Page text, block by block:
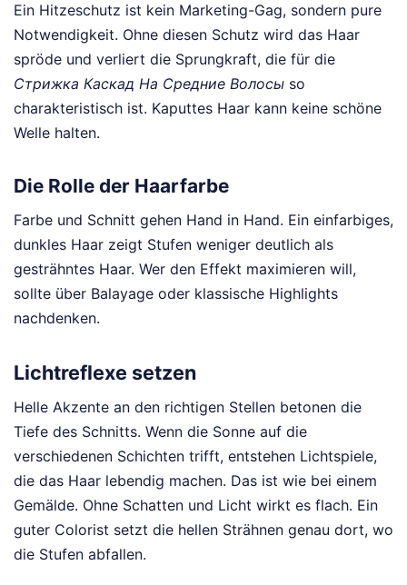
Ein Hitzeschutz ist kein Marketing-Gag, sondern pure
Notwendigkeit. Ohne diesen Schutz wird das Haar
spröde und verliert die Sprungkraft, die für die
Стрижка Каскад На Средние Волосы so
charakteristisch ist. Kaputtes Haar kann keine schöne
Welle halten.
Die Rolle der Haarfarbe
Farbe und Schnitt gehen Hand in Hand. Ein einfarbiges,
dunkles Haar zeigt Stufen weniger deutlich als
gesträhntes Haar. Wer den Effekt maximieren will,
sollte über Balayage oder klassische Highlights
nachdenken.
Lichtreflexe setzen
Helle Akzente an den richtigen Stellen betonen die
Tiefe des Schnitts. Wenn die Sonne auf die
verschiedenen Schichten trifft, entstehen Lichtspiele,
die das Haar lebendig machen. Das ist wie bei einem
Gemälde. Ohne Schatten und Licht wirkt es flach. Ein
guter Colorist setzt die hellen Strähnen genau dort, wo
die Stufen abfallen.